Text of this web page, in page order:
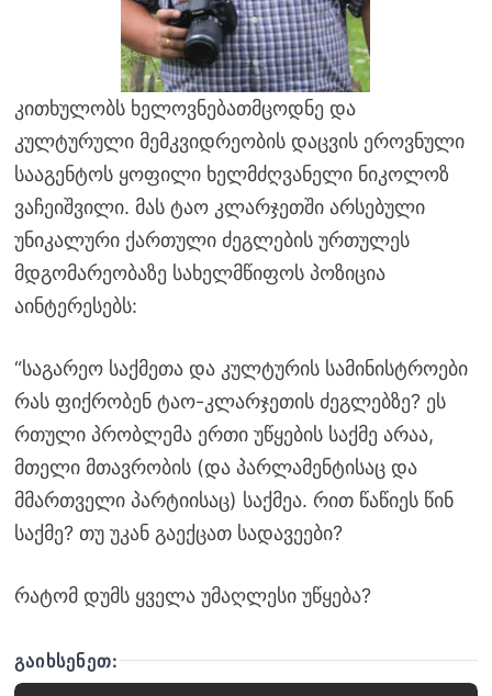
კითხულობს ხელოვნებათმცოდნე და
კულტურული მემკვიდრეობის დაცვის ეროვნული
სააგენტოს ყოფილი ხელმძღვანელი ნიკოლოზ
ვაჩეიშვილი. მას ტაო კლარჯეთში არსებული
უნიკალური ქართული ძეგლების ურთულეს
მდგომარეობაზე სახელმწიფოს პოზიცია
აინტერესებს:
“საგარეო საქმეთა და კულტურის სამინისტროები
რას ფიქრობენ ტაო-კლარჯეთის ძეგლებზე? ეს
რთული პრობლემა ერთი უწყების საქმე არაა,
მთელი მთავრობის (და პარლამენტისაც და
მმართველი პარტიისაც) საქმეა. რით წაწიეს წინ
საქმე? თუ უკან გაექცათ სადავეები?
რატომ დუმს ყველა უმაღლესი უწყება?
ᲒᲐᲘᲮᲡᲔᲜᲔᲗ: